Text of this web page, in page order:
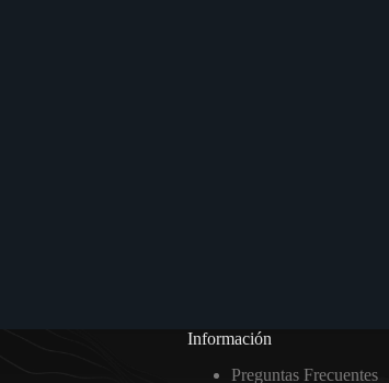
Información
Preguntas Frecuentes